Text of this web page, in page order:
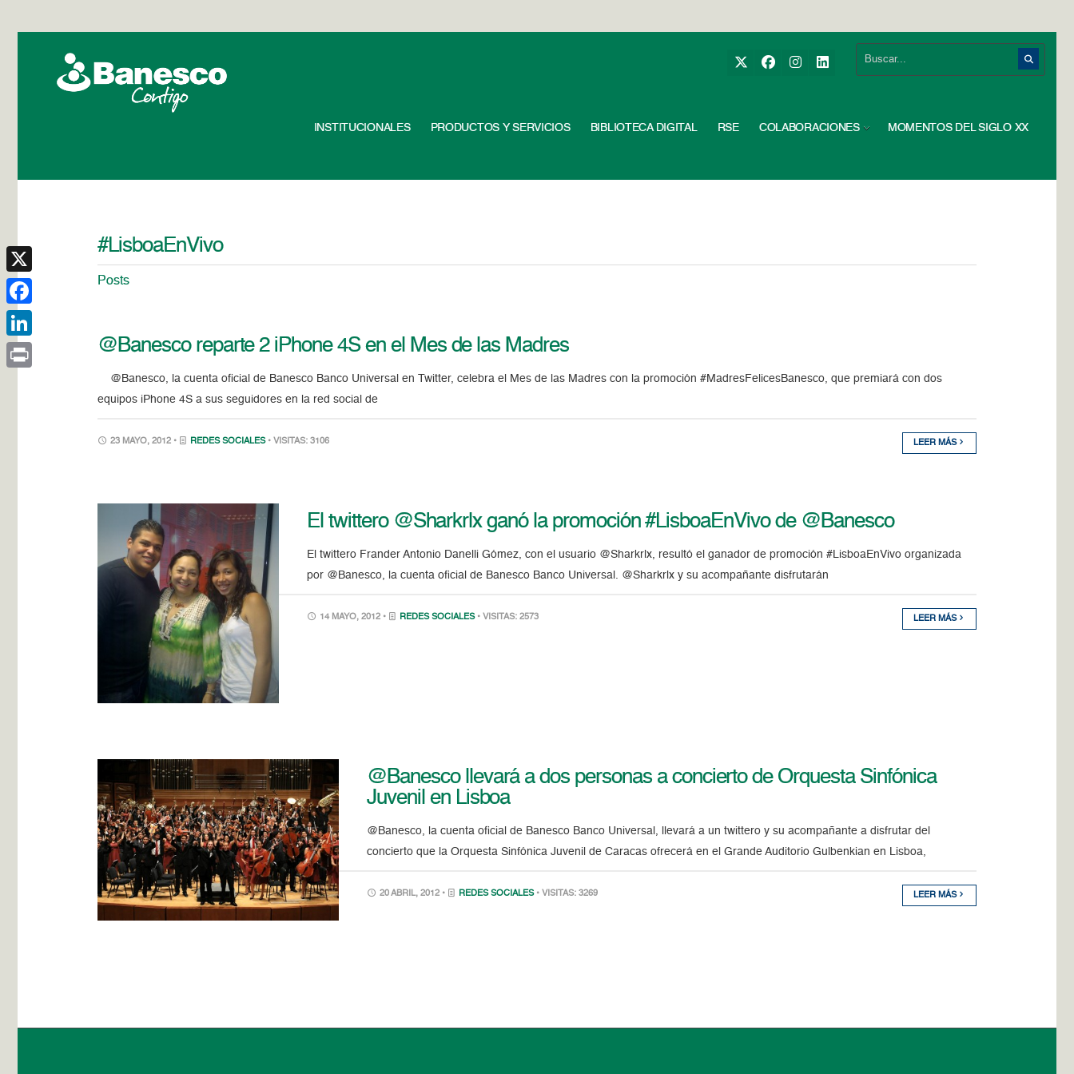
INSTITUCIONALES PRODUCTOS Y SERVICIOS BIBLIOTECA DIGITAL RSE COLABORACIONES MOMENTOS DEL SIGLO XX
#LisboaEnVivo
Posts
@Banesco reparte 2 iPhone 4S en el Mes de las Madres
@Banesco, la cuenta oficial de Banesco Banco Universal en Twitter, celebra el Mes de las Madres con la promoción #MadresFelicesBanesco, que premiará con dos
equipos iPhone 4S a sus seguidores en la red social de
23 MAYO, 2012 • REDES SOCIALES • VISITAS: 3106 LEER MÁS
El twittero @Sharkrlx ganó la promoción #LisboaEnVivo de @Banesco
El twittero Frander Antonio Danelli Gómez, con el usuario @Sharkrlx, resultó el ganador de promoción #LisboaEnVivo organizada
por @Banesco, la cuenta oficial de Banesco Banco Universal. @Sharkrlx y su acompañante disfrutarán
14 MAYO, 2012 • REDES SOCIALES • VISITAS: 2573 LEER MÁS
@Banesco llevará a dos personas a concierto de Orquesta Sinfónica
Juvenil en Lisboa
@Banesco, la cuenta oficial de Banesco Banco Universal, llevará a un twittero y su acompañante a disfrutar del
concierto que la Orquesta Sinfónica Juvenil de Caracas ofrecerá en el Grande Auditorio Gulbenkian en Lisboa,
20 ABRIL, 2012 • REDES SOCIALES • VISITAS: 3269 LEER MÁS
X
Facebook
LinkedIn